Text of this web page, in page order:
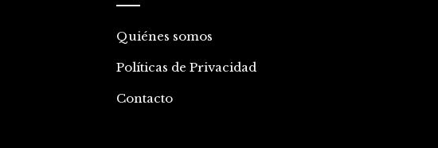
Quiénes somos
Políticas de Privacidad
Contacto